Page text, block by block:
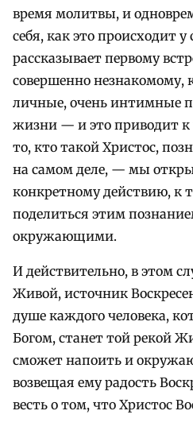
время молитвы, и
себя, как это происходит
рассказывает первому
совершенно незнакомому,
личные, очень интимные
жизни — и это приводит к
то, кто такой Христос,
на самом деле, — мы
конкретному действию, к
поделиться этим
окружающими.
И действительно, в этом
Живой, источник
душе каждого человека,
Богом, станет той рекой
сможет напоить и
возвещая ему радость
весть о том, что Христос